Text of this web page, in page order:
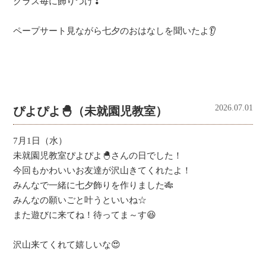
ペープサート見ながら七夕のおはなしを聞いたよ👂
ぴよぴよ🐣（未就園児教室） 2026.07.01
7月1日（水）
未就園児教室ぴよぴよ🐣さんの日でした！
今回もかわいいお友達が沢山きてくれたよ！
みんなで一緒に七夕飾りを作りました🎋
みんなの願いごと叶うといいね☆
また遊びに来てね！待ってま～す😆
沢山来てくれて嬉しいな😍